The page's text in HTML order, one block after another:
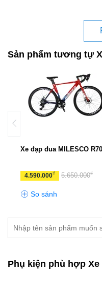
Sản phẩm tương tự
Xe đạp đua MILESCO
4.590.000₫ 5.650.000₫
So sánh
Phụ kiện phù hợp Xe